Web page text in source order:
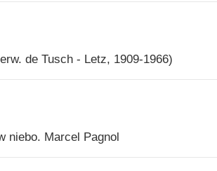
de Tusch - Letz, 1909-1966)
niebo. Marcel Pagnol